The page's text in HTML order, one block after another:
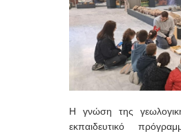
Η γνώση της
εκπαιδευτικό